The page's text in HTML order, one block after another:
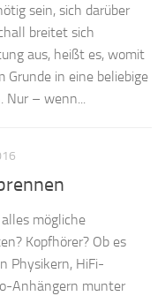
sein, sich darüber
breitet sich
aus, heißt es, womit
Grunde in eine beliebige
Nur – wenn...
mögliche
Kopfhörer? Ob es
Physikern, HiFi-
Anhängern munter